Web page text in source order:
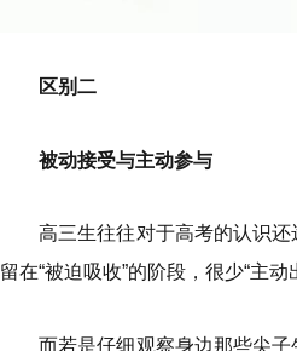
区别二
被动接受与主动参与
高三生往往对于高考的认识
留在“被迫吸收”的阶段，很少“主动
而若是仔细观察身边那些尖